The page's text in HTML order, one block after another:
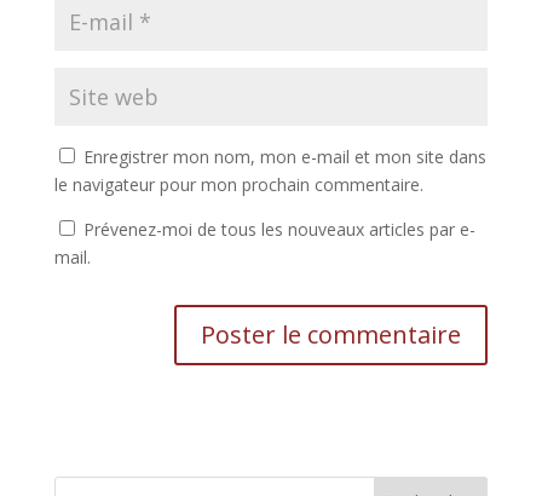
Enregistrer mon nom, mon e-mail et mon site dans
le navigateur pour mon prochain commentaire.
Prévenez-moi de tous les nouveaux articles par e-
mail.